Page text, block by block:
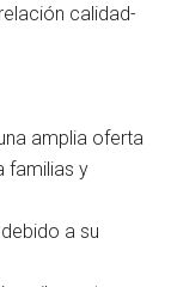
calidad-
amplia oferta
familias y
a su